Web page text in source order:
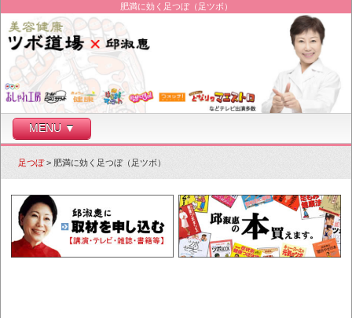
肥満に効く足つぼ（足ツボ）
MENU ▼
足つぼ> 肥満に効く足つぼ（足ツボ）